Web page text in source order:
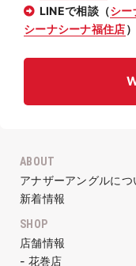
LINEで相談（シー
シーナシーナ福住店）
ABOUT
アナザーアングルにつ
新着情報
SHOP
店舗情報
- 花巻店